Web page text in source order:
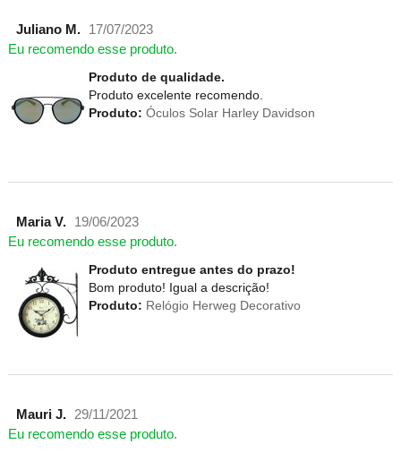
Juliano M.
17/07/2023
Eu recomendo esse produto.
Produto de qualidade.
Produto excelente recomendo.
Produto: Óculos Solar Harley Davidson
Maria V.
19/06/2023
Eu recomendo esse produto.
Produto entregue antes do prazo!
Bom produto! Igual a descrição!
Produto: Relógio Herweg Decorativo
Mauri J. 29/11/2021
Eu recomendo esse produto.